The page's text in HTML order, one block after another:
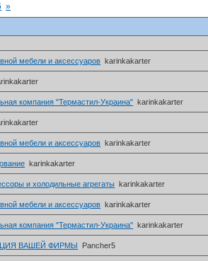
»
мебели и аксессуаров karinkakarter
компания "Термастил-Украина" karinkakarter
мебели и аксессуаров karinkakarter
karinkakarter
и холодильные агрегаты karinkakarter
мебели и аксессуаров karinkakarter
компания "Термастил-Украина" karinkakarter
ВАШЕЙ ФИРМЫ Pancher5